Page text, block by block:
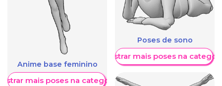
Anime base feminino
mais poses na categoria
Poses de sono
Mostrar mais poses na